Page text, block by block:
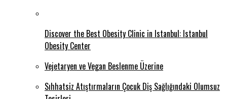
Discover the Best Obesity Clinic in Istanbul: Istanbul
Obesity Center
Vejetaryen ve Vegan Beslenme Üzerine
Sıhhatsiz Atıştırmaların Çocuk Diş Sağlığındaki Olumsuz